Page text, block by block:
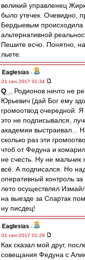
великий управленец
было утечек. Очевидно,
Бердыевым происходила
альтернативной
Пешите есчо. Понятно,
льете.
Eaglesias -
01 сен 2017 01:34
Q_
, Родионов ничто не
Юрьевич (дай Бог ему
громоотвод очередной.
это не подписывался,
академии выстраивал...
сколько раз эти
чтоб от Федуна и
не счесть. Ну не
всё. А подписался. Но
оперативный контроль
лето осуществлял
на выезде за Спартак
ну писдец!
Eaglesias -
01 сен 2017 01:29
Как сказал мой друг,
совещания Федуна с